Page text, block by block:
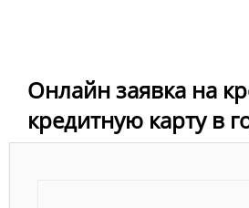
Онлайн заявка на
кредитную карту в